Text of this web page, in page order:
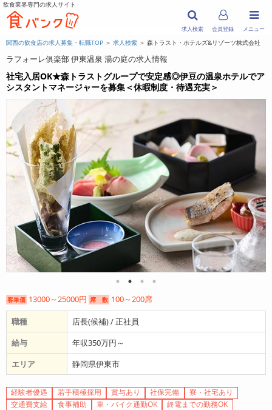
飲食業界専門の求人サイト
メニュー
求人検索 会員登録
関西の飲食店の求人募集・転職TOP ＞ 求人検索 ＞ 森トラスト・ホテルズ&リゾーツ株式会社
ラフォーレ俱楽部 伊東温泉 湯の庭の求人情報
社宅入居OK★森トラストグループで安定感◎伊豆の温泉ホテルでア
シスタントマネージャーを募集＜休暇制度・待遇充実＞
客単価 13000～25000円 席 数 100～200席
職種
店長(候補) / 正社員
給与
年収350万円～
エリア
静岡県伊東市
経験者優遇 若手積極採用 賞与あり 社保完備
寮・社宅あり
交通費支給
食事補助 車・バイク通勤OK
終電までの勤務OK